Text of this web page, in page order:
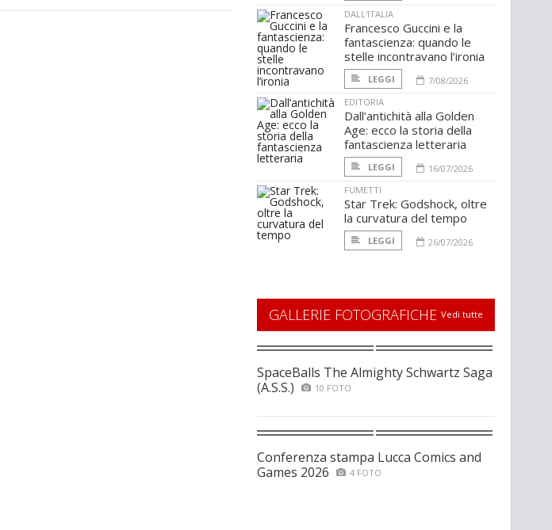
DALL'ITALIA
Francesco Guccini e la
fantascienza: quando le
stelle incontravano l’ironia
LEGGI
7/08/2026
EDITORIA
Dall’antichità alla Golden
Age: ecco la storia della
fantascienza letteraria
LEGGI
16/07/2026
FUMETTI
Star Trek: Godshock, oltre
la curvatura del tempo
LEGGI 26/07/2026
GALLERIE FOTOGRAFICHE Vedi tutte
SpaceBalls The Almighty Schwartz Saga
(A.S.S.)
10 FOTO
Conferenza stampa Lucca Comics and
Games 2026
4 FOTO